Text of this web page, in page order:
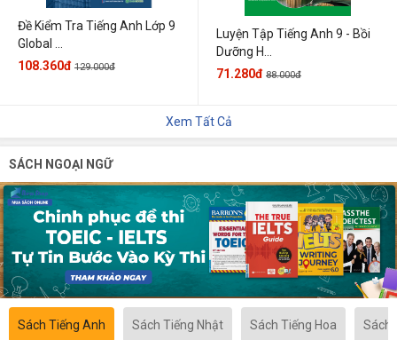
Đề Kiểm Tra Tiếng Anh Lớp 9
Global ...
108.360đ 129.000đ
Luyện Tập Tiếng Anh 9 - Bồi
Dưỡng H...
71.280đ 88.000đ
Xem Tất Cả
SÁCH NGOẠI NGỮ
Sách Tiếng Anh Sách Tiếng Nhật Sách Tiếng Hoa Sách